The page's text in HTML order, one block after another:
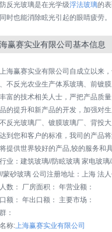
防反光玻璃是在光学级浮法玻璃的
时也能消除眩光引起的眼睛疲劳。
海赢赛实业有限公司基本信息
上海赢赛实业有限公司自成立以来
不反光农业生产体系玻璃、前镀
富的技术相关人士，严把产品质
的提升和新产品的开发，加强对
反光玻璃厂、镀膜玻璃厂、背投
到您和客户的标准，我司的产品
提供世界较好的产品,较的服务和
业：建筑玻璃//防眩玻璃 家电玻
蒙砂玻璃 公司注册地址：上海 法人
数： 厂房面积： 年营业额：
额： 年出口额： 主要市场：
：
称:上海赢赛实业有限公司